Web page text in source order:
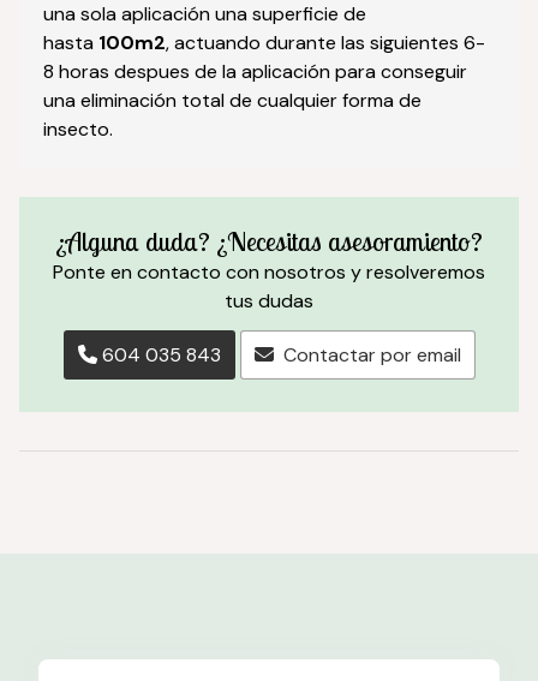
una sola aplicación una superficie de
hasta 100m2, actuando durante las siguientes 6-
8 horas despues de la aplicación para conseguir
una eliminación total de cualquier forma de
insecto.
¿Alguna duda? ¿Necesitas asesoramiento?
Ponte en contacto con nosotros y resolveremos
tus dudas
604 035 843 Contactar por email